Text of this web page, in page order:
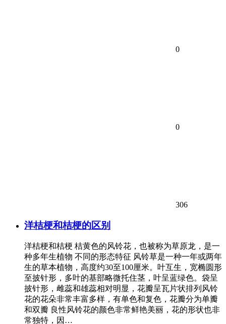
0
0
306
洋桔梗和桔梗的区别
洋桔梗和桔梗 桔黄色的风铃花，也被称为草原龙，是一
种多年生植物 不同的形态特征 风铃草是一种一年或两年
生的草本植物，高度约30至100厘米。叶互生，宽椭圆形
至披针形，多叶的基部略微托住茎，叶呈蓝绿色。袋呈
披针形，雌蕊和雄蕊相对明显，花瓣呈瓦片状排列风铃
花的花朵非常丰富多样，有单色和复色，花瓣分为单瓣
和双瓣 良性风铃花的颜色非常鲜艳美丽，花的形状也非
常独特，因…